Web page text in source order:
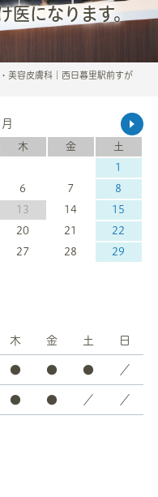
医になります。
美容皮膚科｜西日暮里駅前すが
木 金
土
1
6 7
8
13 14
15
20 21
22
27 28
29
木 金 土 日
● ● ● ／
● ● ／ ／